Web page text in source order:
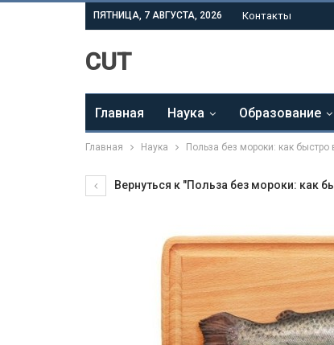
ПЯТНИЦА, 7 АВГУСТА, 2026 Контакты
CUT
Главная Наука Образование
Главная Наука Польза без мороки: как
Вернуться к "Польза без мороки: как